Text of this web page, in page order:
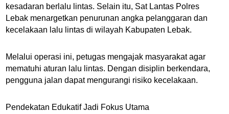
kesadaran berlalu lintas. Selain itu, Sat Lantas Polres
Lebak menargetkan penurunan angka pelanggaran dan
kecelakaan lalu lintas di wilayah Kabupaten Lebak.
Melalui operasi ini, petugas mengajak masyarakat agar
mematuhi aturan lalu lintas. Dengan disiplin berkendara,
pengguna jalan dapat mengurangi risiko kecelakaan.
Pendekatan Edukatif Jadi Fokus Utama